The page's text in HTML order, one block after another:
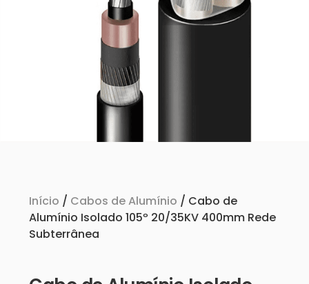
Início / Cabos de Alumínio / Cabo de
Alumínio Isolado 105º 20/35KV 400mm Rede
Subterrânea